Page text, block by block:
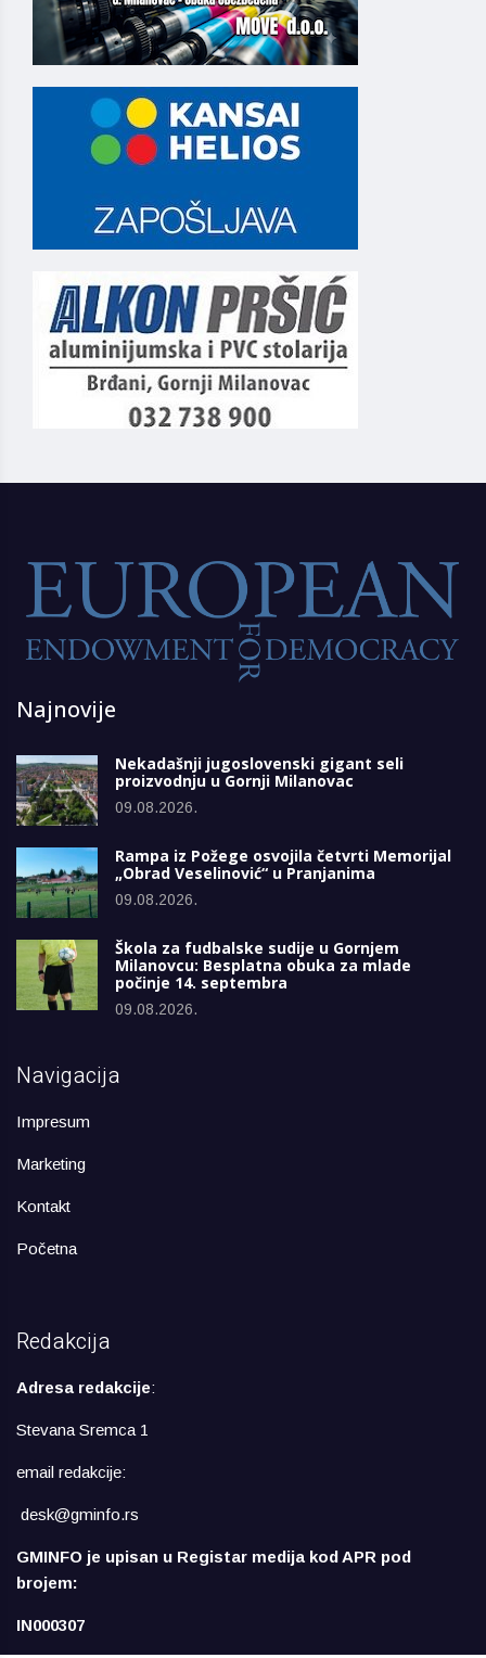
Najnovije
Nekadašnji jugoslovenski gigant seli
proizvodnju u Gornji Milanovac
09.08.2026.
Rampa iz Požege osvojila četvrti Memorijal
„Obrad Veselinović“ u Pranjanima
09.08.2026.
Škola za fudbalske sudije u Gornjem
Milanovcu: Besplatna obuka za mlade
počinje 14. septembra
09.08.2026.
Navigacija
Impresum
Marketing
Kontakt
Početna
Redakcija
Adresa redakcije:
Stevana Sremca 1
email redakcije:
desk@gminfo.rs
GMINFO je upisan u Registar medija kod APR pod
brojem:
IN000307